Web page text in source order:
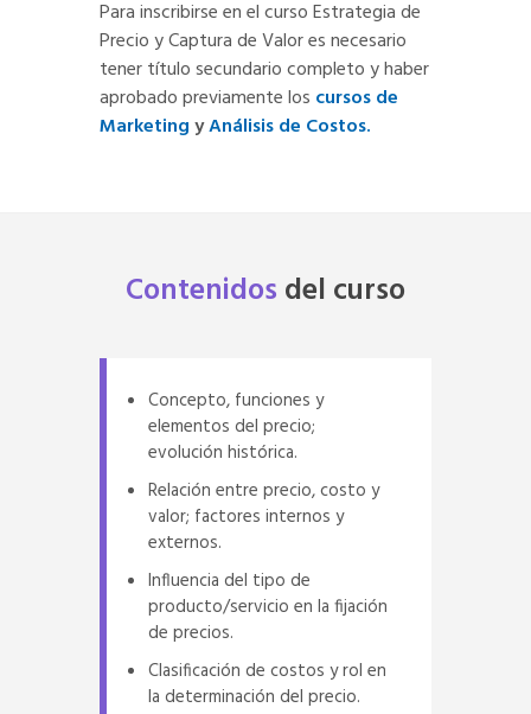
Para inscribirse en el curso Estrategia de
Precio y Captura de Valor es necesario
tener título secundario completo y haber
aprobado previamente los cursos de
MarketingyAnálisis de Costos.
Contenidos del curso
Concepto, funciones y
elementos del precio;
evolución histórica.
Relación entre precio, costo y
valor; factores internos y
externos.
Influencia del tipo de
producto/servicio en la fijación
de precios.
Clasificación de costos y rol en
la determinación del precio.